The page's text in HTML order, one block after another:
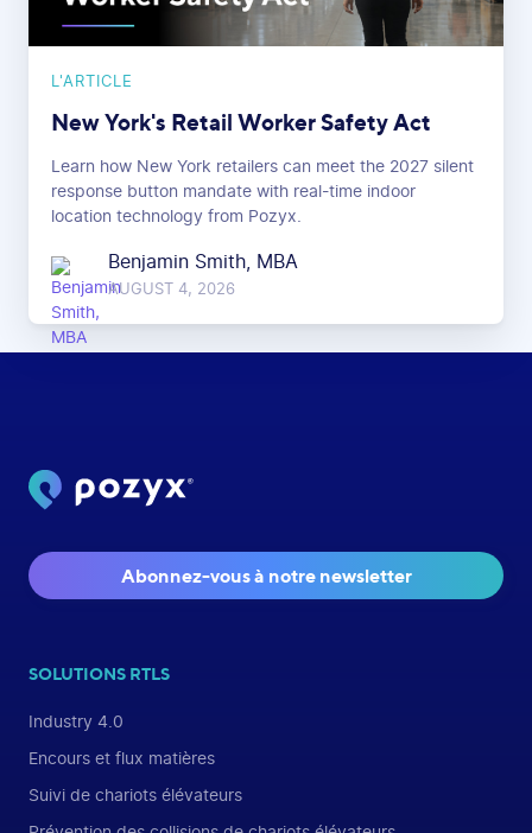
L'ARTICLE
New York's Retail Worker Safety Act
Learn how New York retailers can meet the 2027 silent
response button mandate with real-time indoor
location technology from Pozyx.
Benjamin Smith, MBA
AUGUST 4, 2026
Abonnez-vous à notre newsletter
SOLUTIONS RTLS
Industry 4.0
Encours et flux matières
Suivi de chariots élévateurs